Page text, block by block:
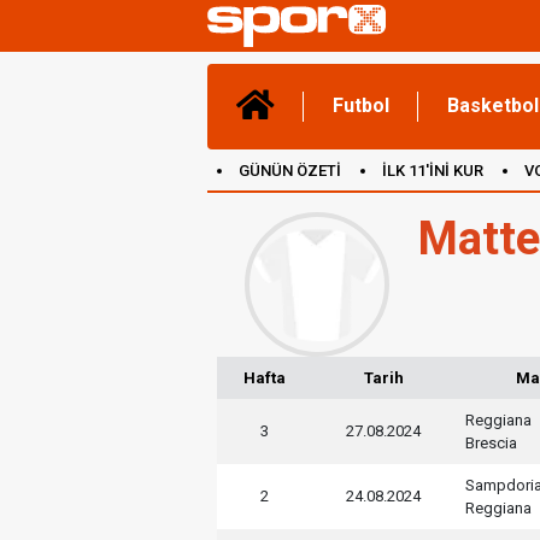
Futbol Basketbol
GÜNÜN ÖZETİ İLK 11'İNİ KUR
Hafta Tarih
3 27.08.2024
Reggiana
Brescia
2 24.08.2024
Reggiana